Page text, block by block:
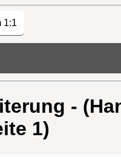
1:1
-
1)